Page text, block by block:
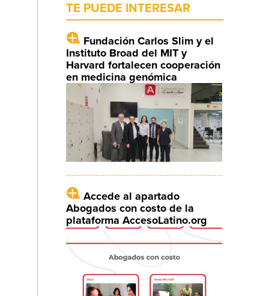
TE PUEDE INTERESAR
Fundación Carlos Slim y el
Instituto Broad del MIT y
Harvard fortalecen cooperación
en medicina genómica
Accede al apartado
Abogados con costo de la
plataforma AccesoLatino.org